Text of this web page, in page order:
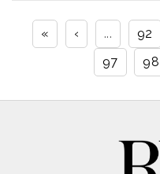
« ‹ ... 92
97
98